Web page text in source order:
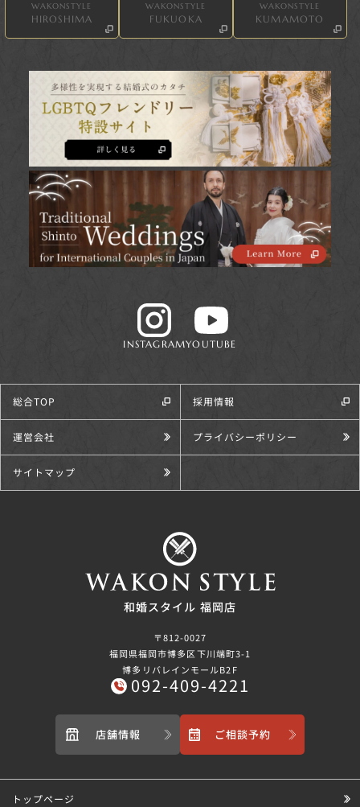
WAKONSTYLE
HIROSHIMA
WAKONSTYLE
FUKUOKA
WAKONSTYLE
KUMAMOTO
INSTAGRAMYOUTUBE
総合TOP 採用情報
運営会社 プライバシーポリシー
サイトマップ
和婚スタイル 福岡店
〒812-0027
福岡県福岡市博多区下川端町3-1
博多リバレインモールB2F
092-409-4221
店舗情報 ご相談予約
トップページ